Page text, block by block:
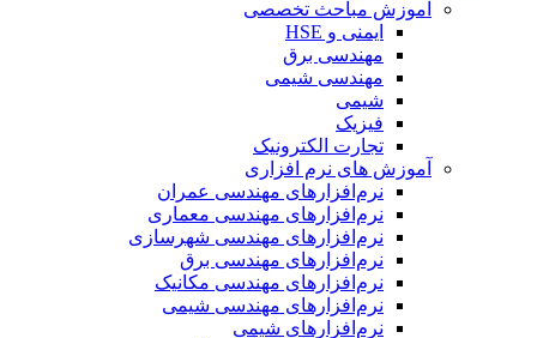
آموزش مباحث تخصصی
ایمنی و HSE
مهندسی برق
مهندسی شیمی
شیمی
فیزیک
تجارت الکترونیک
آموزش های نرم افزاری
نرم‌افزارهای مهندسی عمران
نرم‌افزارهای مهندسی معماری
نرم‌افزارهای مهندسی شهرسازی
نرم‌افزارهای مهندسی برق
نرم‌افزارهای مهندسی مکانیک
نرم‌افزارهای مهندسی شیمی
نرم‌افزارهای شیمی